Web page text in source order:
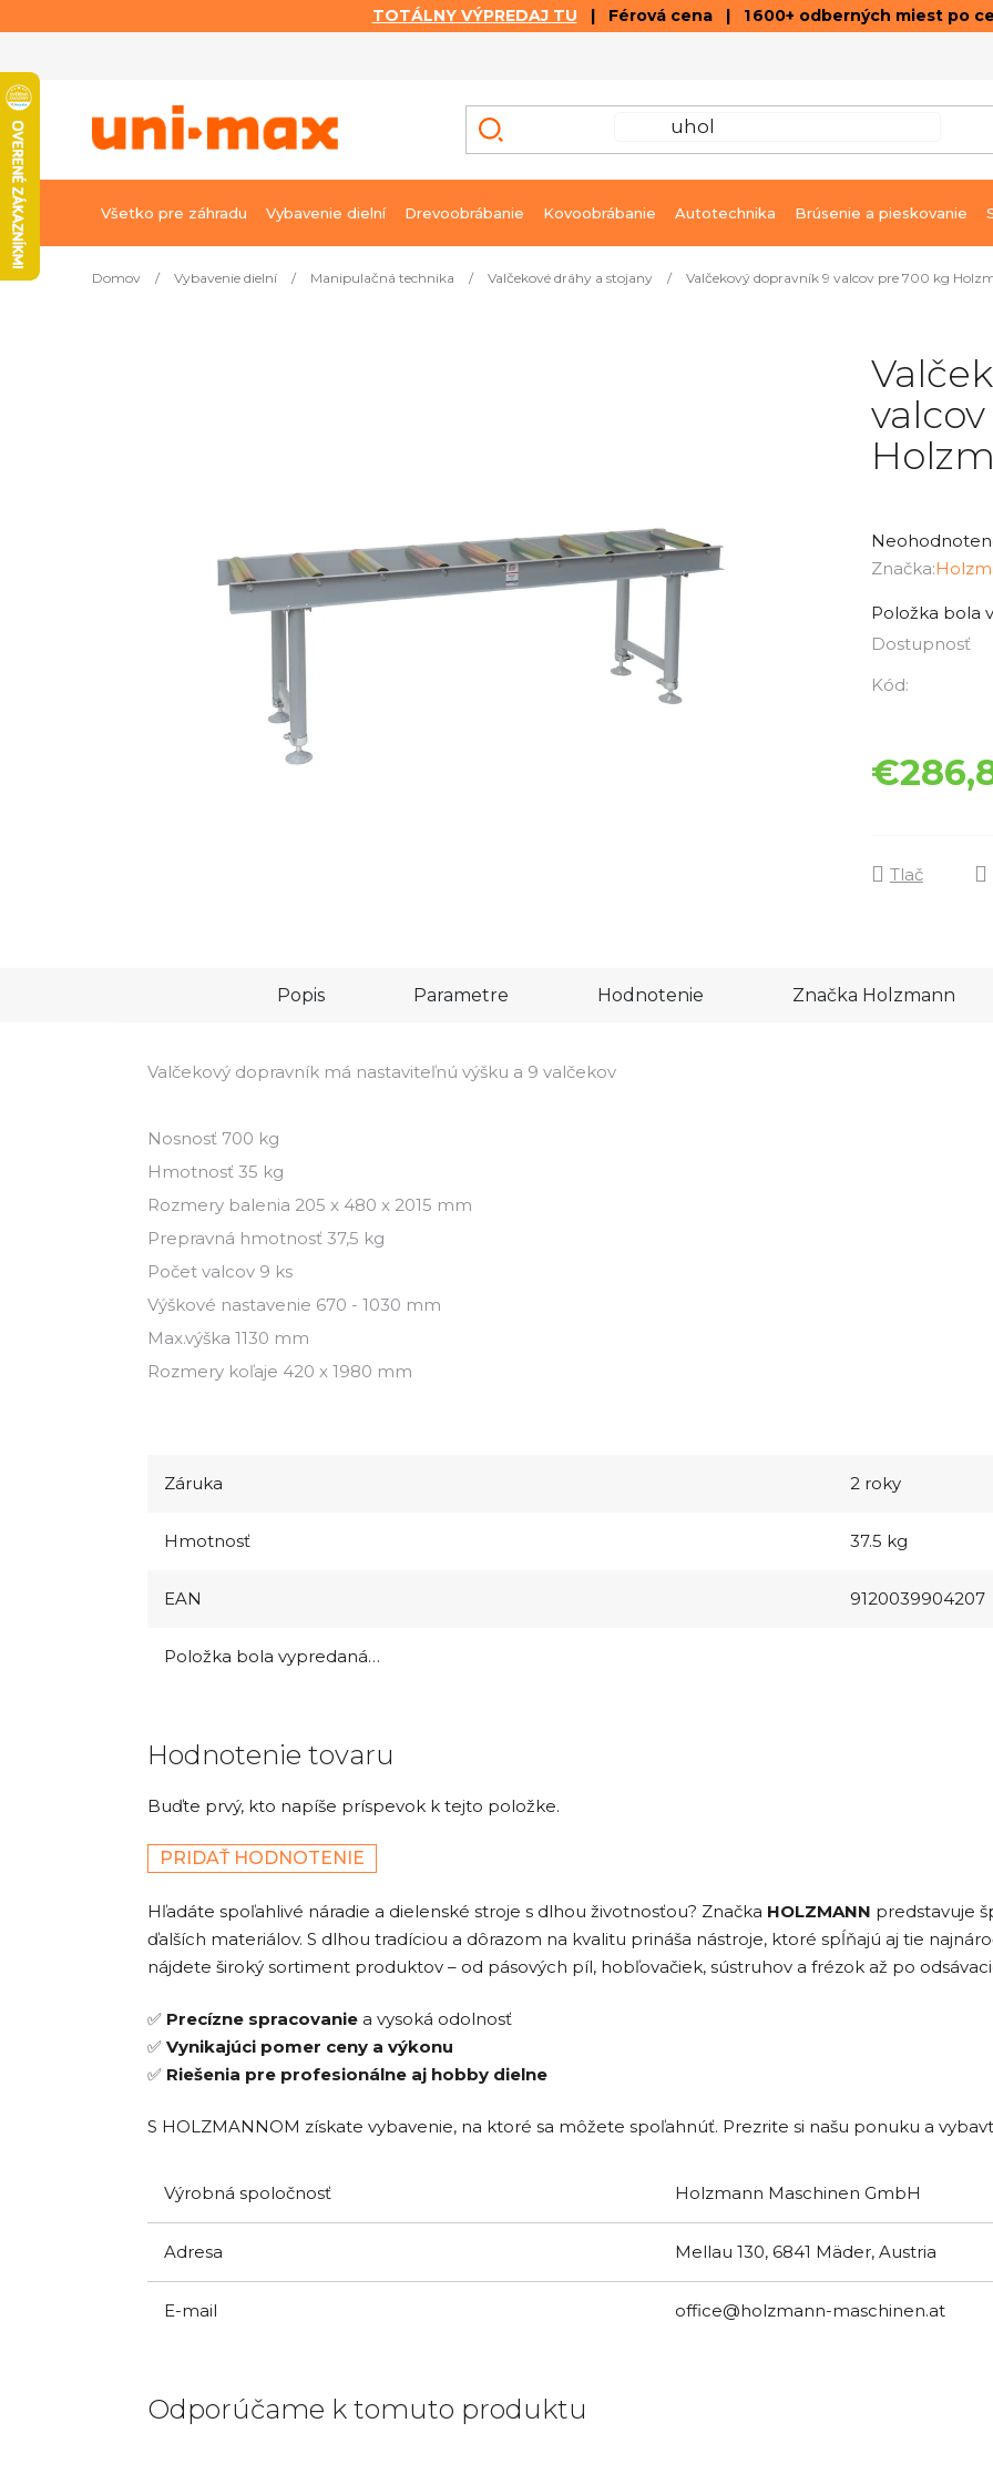
TOTÁLNY VÝPREDAJ TU | Férová cena | 1 600+ odberných miest po
obsah
Všetko pre záhradu Vybavenie dielní Drevoobrábanie Kovoobrábanie Autotechnika Brúsenie a pieskovanie
Domov / Vybavenie dielní / Manipulačná technika / Valčekové dráhy a stojany / Valčekový dopravník 9 valcov pre 700 kg
hodnotenie
produktu
0,0
z
5
Značka:
Položka bola
Dostupnosť
Kód:
Tlač
Popis Parametre Hodnotenie Značka Holzmann
Valčekový dopravník má nastaviteľnú výšku a 9 valčekov
Nosnosť 700 kg
Hmotnosť 35 kg
Rozmery balenia 205 x 480 x 2015 mm
Prepravná hmotnosť 37,5 kg
Počet valcov 9 ks
Výškové nastavenie 670 - 1030 mm
Max.výška 1130 mm
Rozmery koľaje 420 x 1980 mm
Záruka 2 roky
Hmotnosť 37.5 kg
EAN 9120039904207
Položka bola vypredaná…
Hodnotenie tovaru
Buďte prvý, kto napíše príspevok k tejto položke.
PRIDAŤ HODNOTENIE
Hľadáte spoľahlivé náradie a dielenské stroje s dlhou životnosťou? Značka HOLZMANN predstavuje
ďalších materiálov. S dlhou tradíciou a dôrazom na kvalitu prináša nástroje, ktoré spĺňajú aj tie
nájdete široký sortiment produktov – od pásových píl, hobľovačiek, sústruhov a frézok až po
✅ Precízne spracovanie a vysoká odolnosť
✅ Vynikajúci pomer ceny a výkonu
✅ Riešenia pre profesionálne aj hobby dielne
S HOLZMANNOM získate vybavenie, na ktoré sa môžete spoľahnúť. Prezrite si našu ponuku a
Výrobná spoločnosť Holzmann Maschinen GmbH
Adresa Mellau 130, 6841 Mäder, Austria
E-mail office@holzmann-maschinen.at
Odporúčame k tomuto produktu